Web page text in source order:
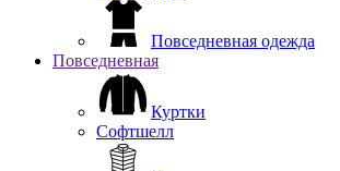
Повседневная одежда
Повседневная
Куртки
Софтшелл